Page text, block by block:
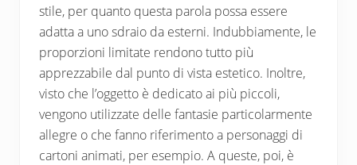
stile, per quanto questa parola possa essere
adatta a uno sdraio da esterni. Indubbiamente, le
proporzioni limitate rendono tutto più
apprezzabile dal punto di vista estetico. Inoltre,
visto che l’oggetto è dedicato ai più piccoli,
vengono utilizzate delle fantasie particolarmente
allegre o che fanno riferimento a personaggi di
cartoni animati, per esempio. A queste, poi, è